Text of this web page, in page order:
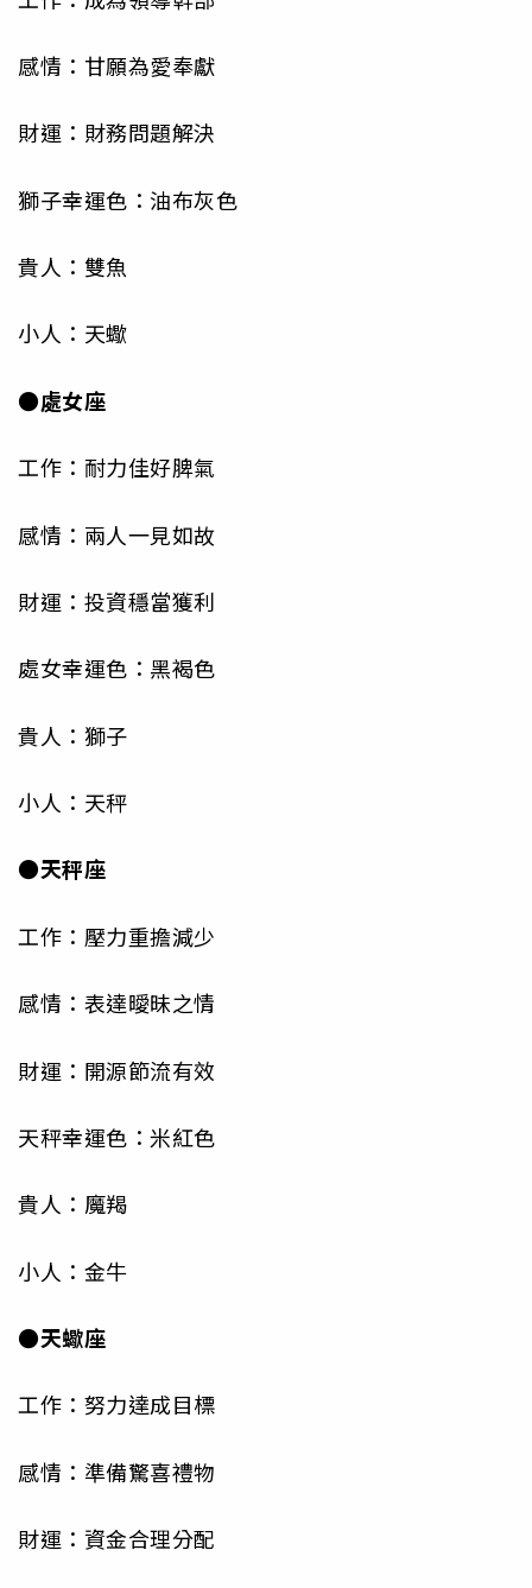
感情：甘願為愛奉獻
財運：財務問題解決
獅子幸運色：油布灰色
貴人：雙魚
小人：天蠍
●處女座
工作：耐力佳好脾氣
感情：兩人一見如故
財運：投資穩當獲利
處女幸運色：黑褐色
貴人：獅子
小人：天秤
●天秤座
工作：壓力重擔減少
感情：表達曖昧之情
財運：開源節流有效
天秤幸運色：米紅色
貴人：魔羯
小人：金牛
●天蠍座
工作：努力達成目標
感情：準備驚喜禮物
財運：資金合理分配